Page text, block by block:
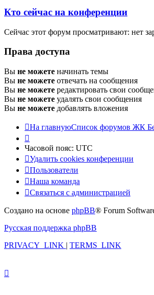
Кто сейчас на конференции
Сейчас этот форум просматривают: нет
Права доступа
Вы не можете начинать темы
Вы не можете отвечать на сообщения
Вы не можете редактировать свои
Вы не можете удалять свои сообщения
Вы не можете добавлять вложения
На главнуюСписок форумов ЖК
Часовой пояс: UTC
Удалить cookies конференции
Пользователи
Наша команда
Связаться с администрацией
Создано на основе phpBB® Forum
Русская поддержка phpBB
PRIVACY_LINK | TERMS_LINK